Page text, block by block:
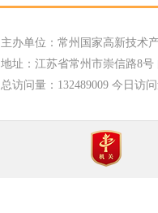
主办单位：常州国家高新技术
地址：江苏省常州市崇信路8号
总访问量： 132489009 今日访问